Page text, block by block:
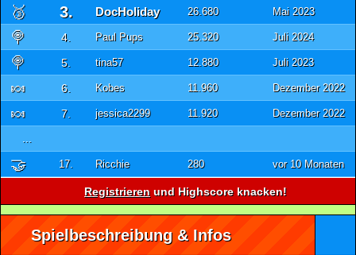
🥉 3. DocHoliday 26.680 Mai 2023
🍭 4. Paul Pups 25.320 Juli 2024
🍭 5. tina57 12.880 Juli 2023
🍬 6. Kobes 11.960 Dezember 2022
🍬 7. jessica2299 11.920 Dezember 2022
...
🤝 17. Ricchie 280 vor 10 Monaten
Registrieren und Highscore knacken!
Spielbeschreibung & Infos